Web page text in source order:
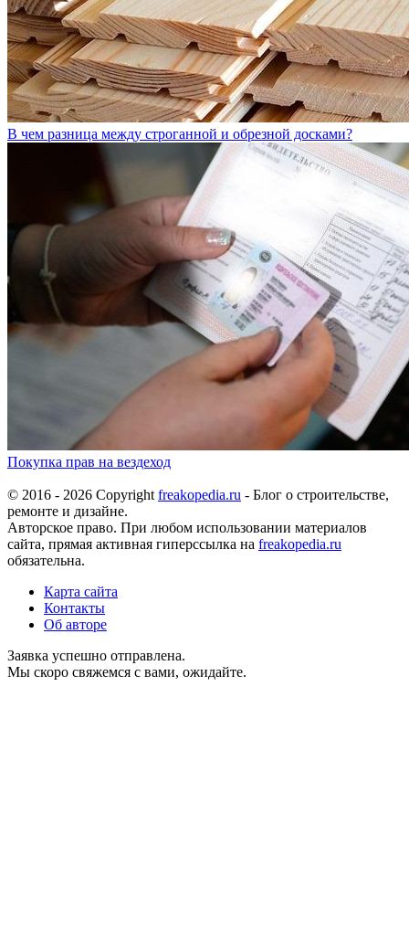
В чем разница между строганной и обрезной досками?
Покупка прав на вездеход
© 2016 - 2026 Copyrightfreakopedia.ru - Блог о строительстве,
ремонте и дизайне.
Авторское право. При любом использовании материалов
сайта, прямая активная гиперссылка на freakopedia.ru
обязательна.
Карта сайта
Контакты
Об авторе
Заявка успешно отправлена.
Мы скоро свяжемся с вами, ожидайте.